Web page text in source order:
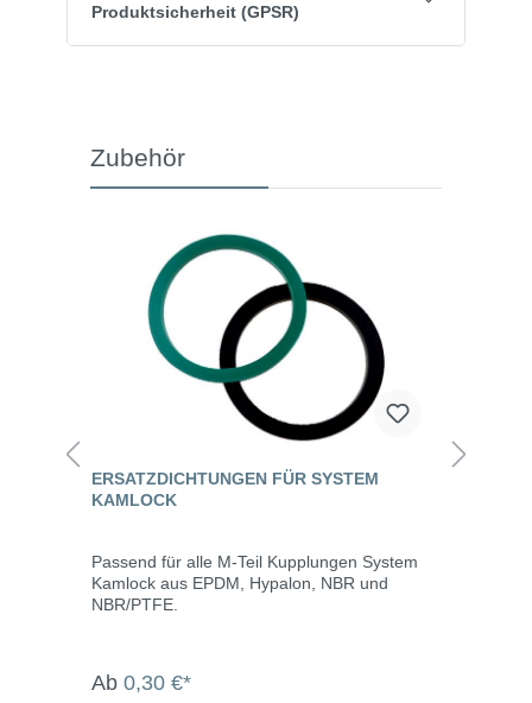
Produktsicherheit (GPSR)
Zubehör
ERSATZDICHTUNGEN FÜR SYSTEM
KAMLOCK
Passend für alle M-Teil Kupplungen System
Kamlock aus EPDM, Hypalon, NBR und
NBR/PTFE.
Ab 0,30 €*